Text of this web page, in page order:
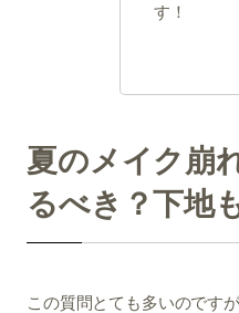
す！
夏のメイク崩
るべき？下地
この質問とても多いのですが